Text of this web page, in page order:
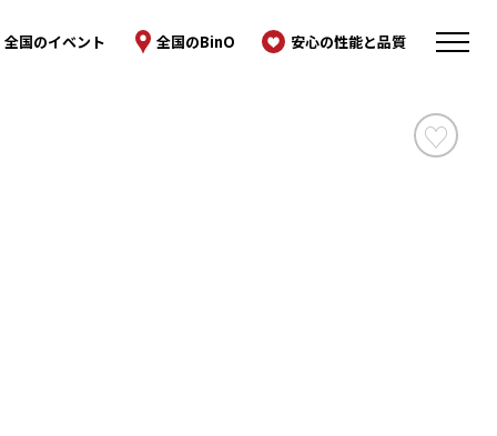
全国のイベント 全国のBinO 安心の性能と品質